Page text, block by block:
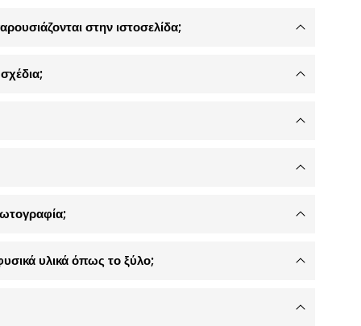
στην ιστοσελίδα;
υλικά όπως το ξύλο;